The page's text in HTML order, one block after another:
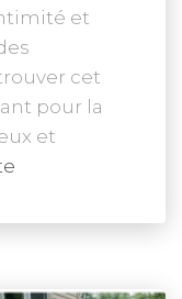
et
cet
pour la
et